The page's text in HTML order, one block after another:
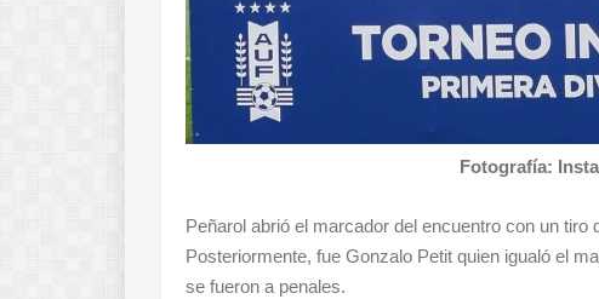
Fotografía:
Peñarol abrió el marcador del encuentro con un
Posteriormente, fue Gonzalo Petit quien igualó el
se fueron a penales.